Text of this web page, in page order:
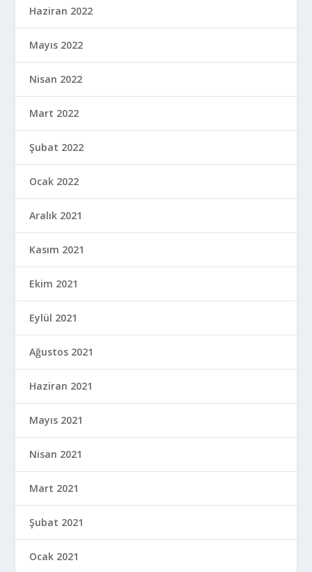
Haziran 2022
Mayıs 2022
Nisan 2022
Mart 2022
Şubat 2022
Ocak 2022
Aralık 2021
Kasım 2021
Ekim 2021
Eylül 2021
Ağustos 2021
Haziran 2021
Mayıs 2021
Nisan 2021
Mart 2021
Şubat 2021
Ocak 2021